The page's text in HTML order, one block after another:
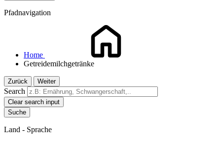
Pfadnavigation
Home
Getreidemilchgetränke
Zurück Weiter
Search
Clear search input
Land - Sprache